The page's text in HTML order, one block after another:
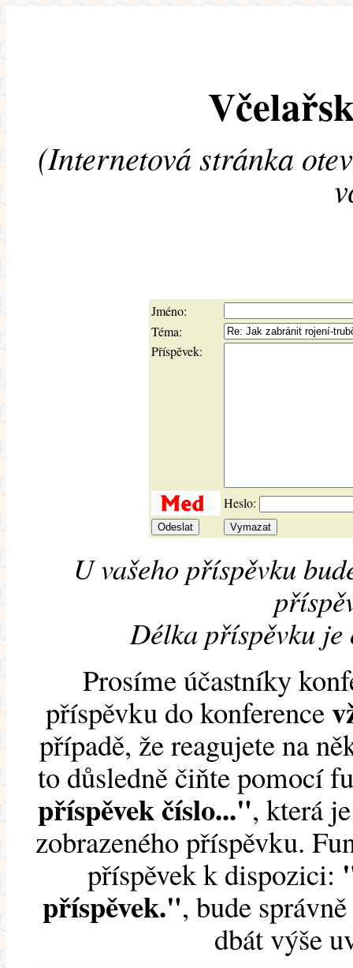
(Internetová stránka
Jméno:
Téma:
Příspěvek:
Heslo:
U vašeho příspěvku
Délka příspěvku je
Prosíme účastníky
příspěvku do konference
případě, že reagujete na
to důsledně čiňte pomocí
příspěvek číslo...", která
zobrazeného příspěvku.
příspěvek k dispozici:
příspěvek.", bude
dbát výše